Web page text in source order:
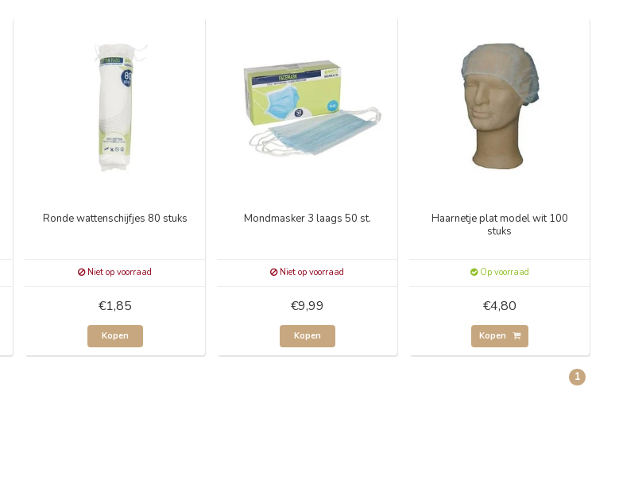
Ronde wattenschijfjes 80 stuks
Niet op voorraad
€1,85
Kopen
Mondmasker 3 laags 50 st.
Niet op voorraad
€9,99
Kopen
Haarnetje plat model wit 100
stuks
Op voorraad
€4,80
Kopen
1